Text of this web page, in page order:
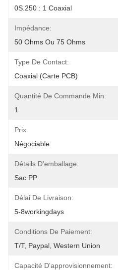
0S.250 : 1 Coaxial
Impédance:
50 Ohms Ou 75 Ohms
Type De Contact:
Coaxial (carte PCB)
Quantité De Commande Min:
1
Prix:
Négociable
Détails D'emballage:
Sac PP
Délai De Livraison:
5-8workingdays
Conditions De Paiement:
T/T, Paypal, Western Union
Capacité D'approvisionnement: